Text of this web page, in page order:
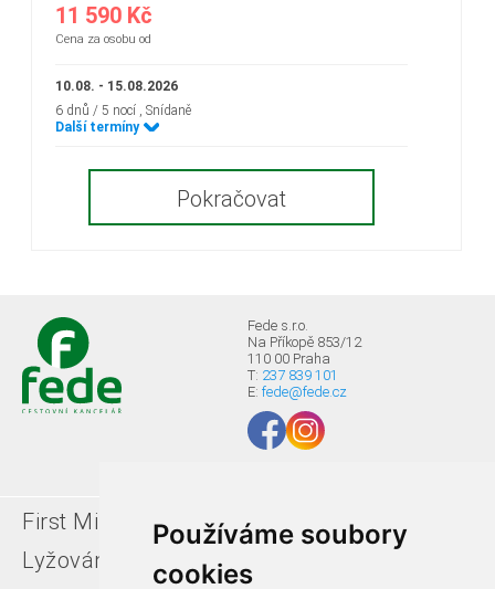
Používáme soubory
cookies
11 590 Kč
Cena za osobu od
10.08. - 15.08.2026
6 dnů / 5 nocí
, Snídaně
Další termíny
Pokračovat
Fede s.r.o.
Na Příkopě 853/12
110 00 Praha
T: 237 839 101
E: fede@fede.cz
First Minute
Last minute
Lyžování v Itálii